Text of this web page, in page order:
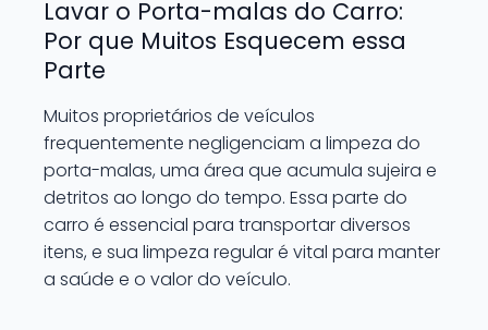
Lavar o Porta-malas do Carro:
Por que Muitos Esquecem essa
Parte
Muitos proprietários de veículos
frequentemente negligenciam a limpeza do
porta-malas, uma área que acumula sujeira e
detritos ao longo do tempo. Essa parte do
carro é essencial para transportar diversos
itens, e sua limpeza regular é vital para manter
a saúde e o valor do veículo.